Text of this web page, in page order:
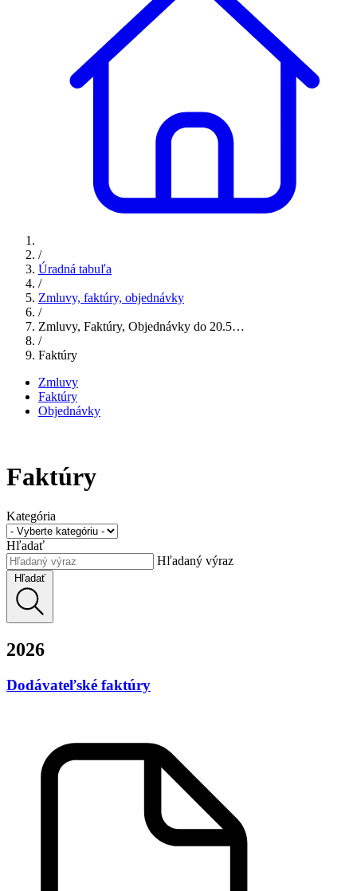
/
Úradná tabuľa
/
Zmluvy, faktúry, objednávky
/
Zmluvy, Faktúry, Objednávky do 20.5…
/
Faktúry
Zmluvy
Faktúry
Objednávky
Faktúry
Kategória
Hľadať
Hľadaný výraz
Hľadať
2026
Dodávateľské faktúry